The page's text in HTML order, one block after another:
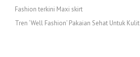
Fashion terkini Maxi skirt
Tren ‘Well Fashion’ Pakaian Sehat Untuk Kulit